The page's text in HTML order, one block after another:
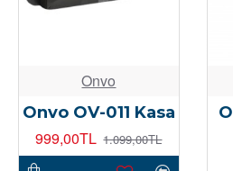
Onvo
Onvo OV-011 Kasa
999,00TL 1.099,00TL